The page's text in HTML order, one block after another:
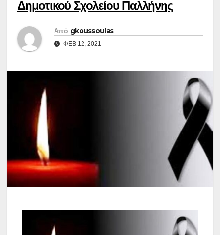
Δημοτικού Σχολείου Παλλήνης
Από gkoussoulas
ΦΕΒ 12, 2021